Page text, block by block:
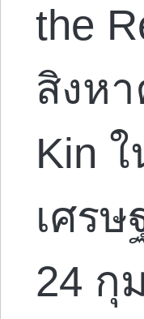
the
สิงห
Kin
เศรษ
24 กุ